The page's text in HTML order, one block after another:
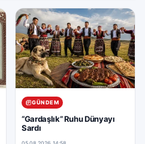
GÜNDEM
“Gardaşlık” Ruhu Dünyayı
Sardı